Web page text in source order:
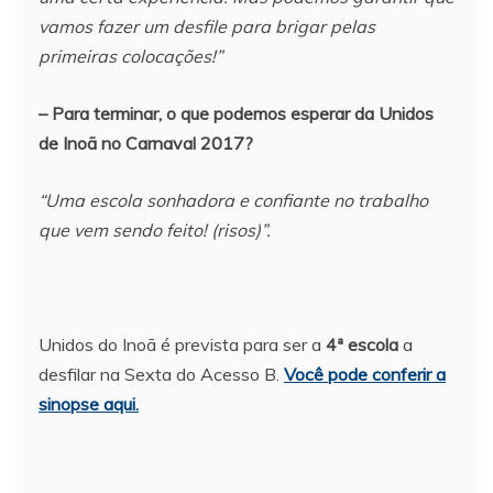
vamos fazer um desfile para brigar pelas
primeiras colocações!”
– Para terminar, o que podemos esperar da Unidos
de Inoã no Carnaval 2017?
“Uma escola sonhadora e confiante no trabalho
que vem sendo feito! (risos)”.
Unidos do Inoã é prevista para ser a 4ª escola a
desfilar na Sexta do Acesso B. Você pode conferir a
sinopse aqui.